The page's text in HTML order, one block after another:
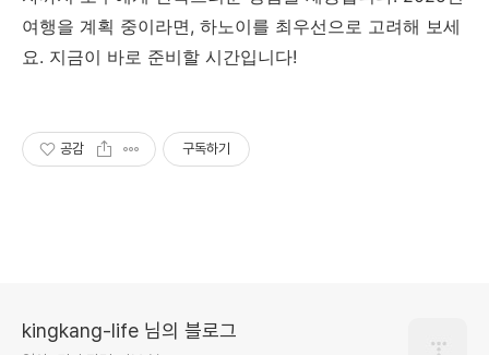
여행을 계획 중이라면, 하노이를 최우선으로 고려해 보세
요. 지금이 바로 준비할 시간입니다!
공감 구독하기
kingkang-life 님의 블로그